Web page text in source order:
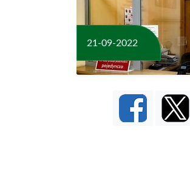
21-09-2022